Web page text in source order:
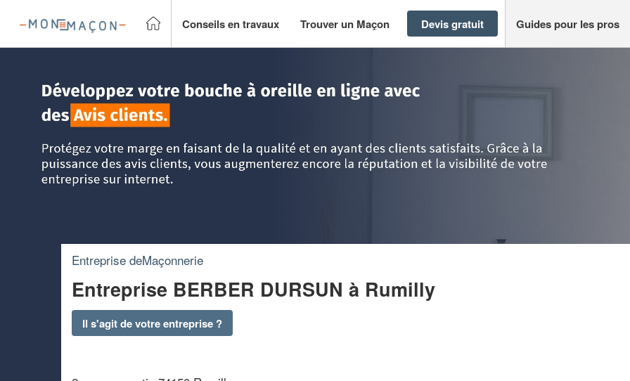
Conseils en travaux Trouver un Maçon Devis gratuit Guides pour les pros
Entreprise deMaçonnerie
Entreprise BERBER DURSUN à Rumilly
Il s'agit de votre entreprise ?